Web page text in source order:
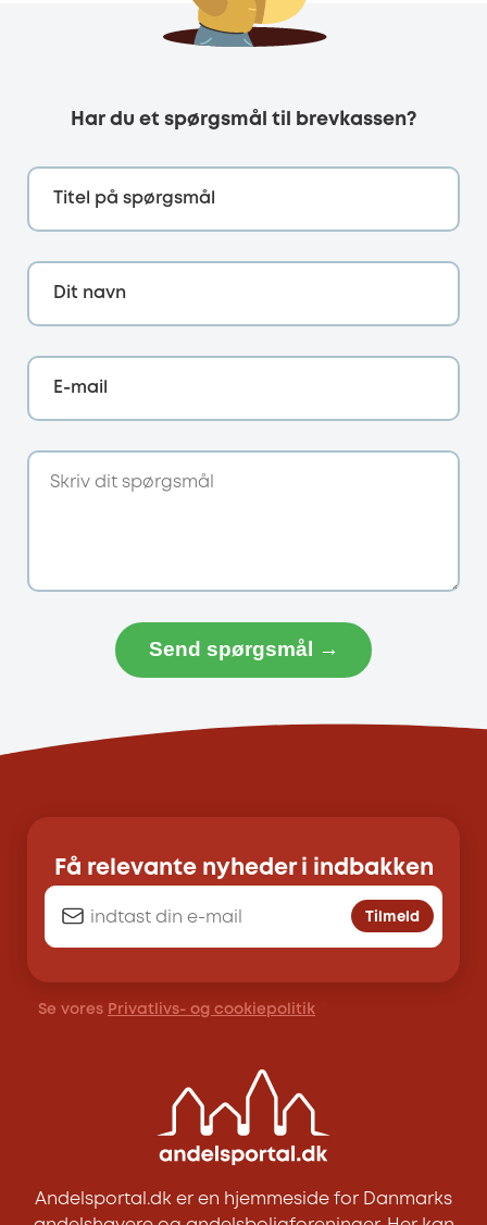
Har du et spørgsmål til brevkassen?
Titel på spørgsmål
Dit navn
E-mail
Send spørgsmål →
Få relevante nyheder i indbakken
Tilmeld
Se vores Privatlivs- og cookiepolitik
Andelsportal.dk er en hjemmeside for Danmarks